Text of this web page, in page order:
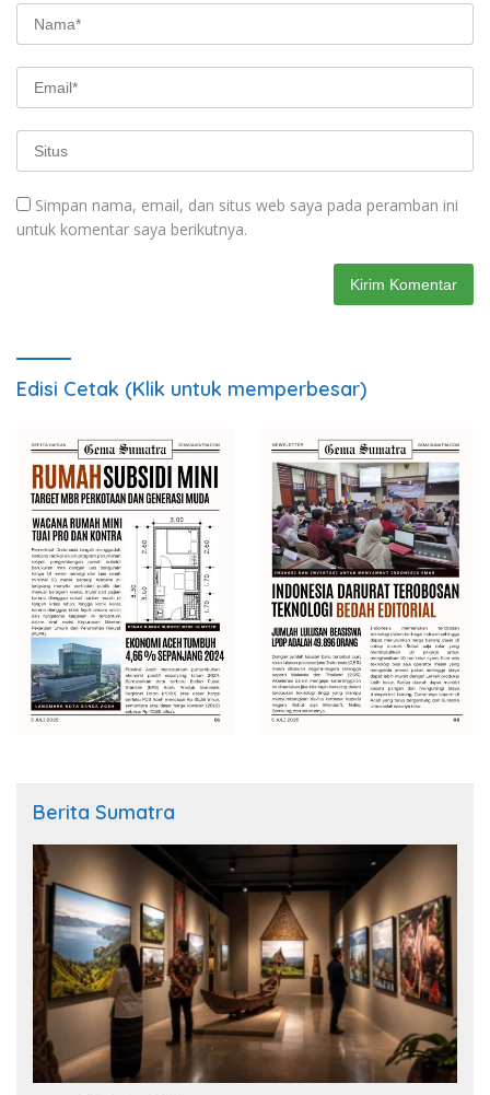
Simpan nama, email, dan situs web saya pada peramban ini
untuk komentar saya berikutnya.
Edisi Cetak (Klik untuk memperbesar)
Berita Sumatra